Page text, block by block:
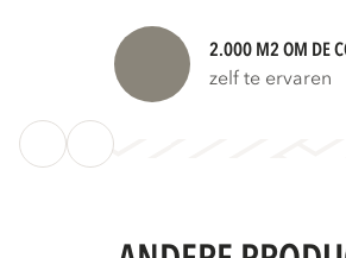
2.000 M2 OM DE
zelf te ervaren